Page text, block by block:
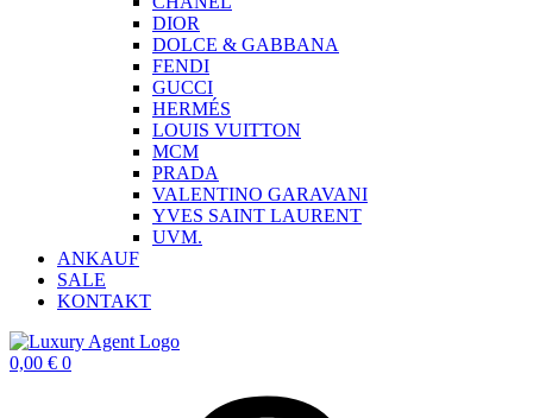
DIOR
DOLCE & GABBANA
FENDI
GUCCI
HERMÉS
LOUIS VUITTON
MCM
PRADA
VALENTINO GARAVANI
YVES SAINT LAURENT
UVM.
ANKAUF
SALE
KONTAKT
0,00 € 0